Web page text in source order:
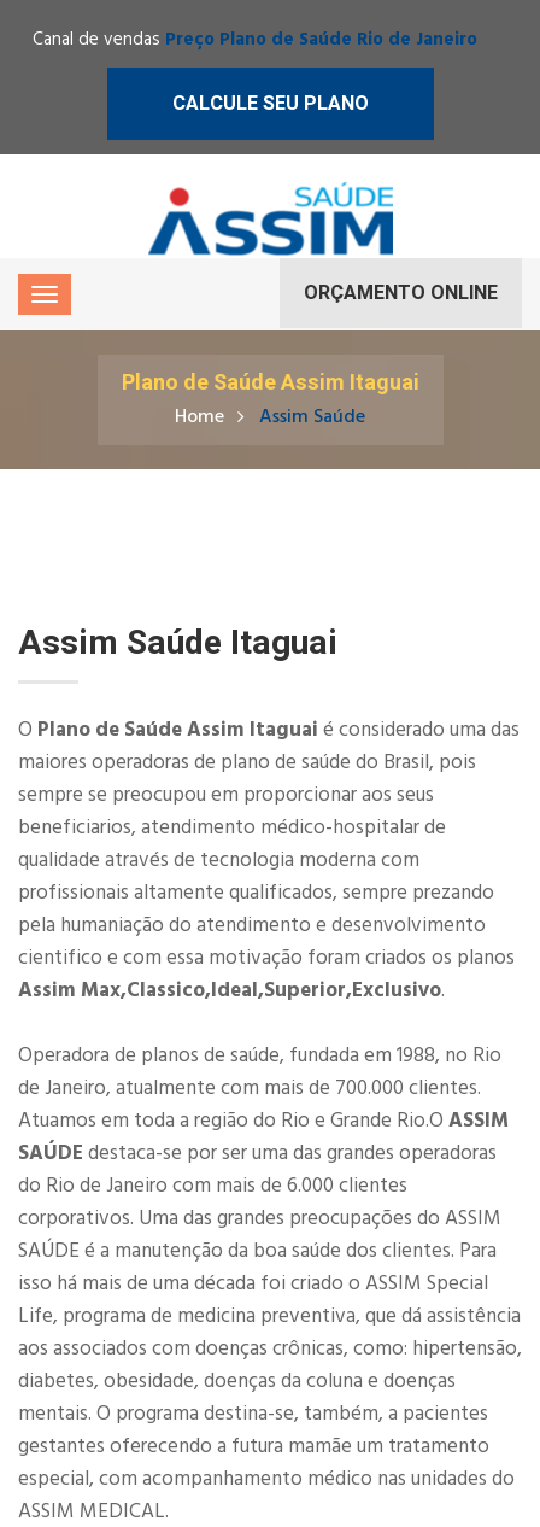
Canal de vendas Preço Plano de Saúde Rio de Janeiro
CALCULE SEU PLANO
ORÇAMENTO ONLINE
Plano de Saúde Assim Itaguai
Home Assim Saúde
Assim Saúde Itaguai
O Plano de Saúde Assim Itaguai é considerado uma das
maiores operadoras de plano de saúde do Brasil, pois
sempre se preocupou em proporcionar aos seus
beneficiarios, atendimento médico-hospitalar de
qualidade através de tecnologia moderna com
profissionais altamente qualificados, sempre prezando
pela humaniação do atendimento e desenvolvimento
cientifico e com essa motivação foram criados os planos
Assim Max,Classico,Ideal,Superior,Exclusivo.
Operadora de planos de saúde, fundada em 1988, no Rio
de Janeiro, atualmente com mais de 700.000 clientes.
Atuamos em toda a região do Rio e Grande Rio.O ASSIM
SAÚDE destaca-se por ser uma das grandes operadoras
do Rio de Janeiro com mais de 6.000 clientes
corporativos. Uma das grandes preocupações do ASSIM
SAÚDE é a manutenção da boa saúde dos clientes. Para
isso há mais de uma década foi criado o ASSIM Special
Life, programa de medicina preventiva, que dá assistência
aos associados com doenças crônicas, como: hipertensão,
diabetes, obesidade, doenças da coluna e doenças
mentais. O programa destina-se, também, a pacientes
gestantes oferecendo a futura mamãe um tratamento
especial, com acompanhamento médico nas unidades do
ASSIM MEDICAL.